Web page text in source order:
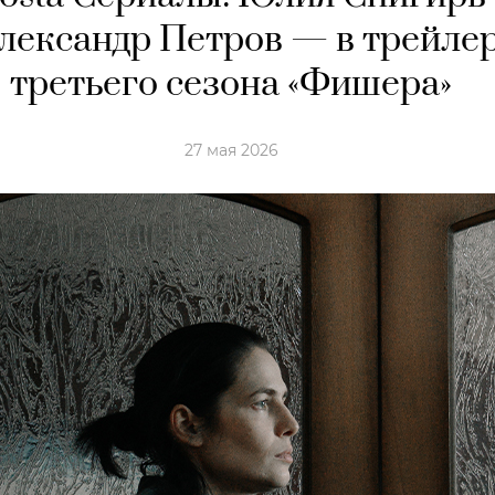
Петров — в
третьего сезона «Фишера»
27 мая 2026